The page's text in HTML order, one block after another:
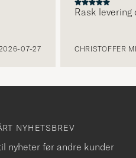
07-27
Rask
CHRISTOFFER
NYHETSBREV
nyheter før andre kunder